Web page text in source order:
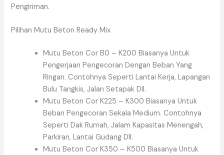
Pengiriman.
Pilihan Mutu Beton Ready Mix
Mutu Beton Cor B0 – K200 Biasanya Untuk
Pengerjaan Pengecoran Dengan Beban Yang
Ringan. Contohnya Seperti Lantai Kerja, Lapangan
Bulu Tangkis, Jalan Setapak Dll.
Mutu Beton Cor K225 – K300 Biasanya Untuk
Beban Pengecoran Sekala Medium. Contohnya
Seperti Dak Rumah, Jalam Kapasitas Menengah,
Parkiran, Lantai Gudang Dll.
Mutu Beton Cor K350 – K500 Biasanya Untuk